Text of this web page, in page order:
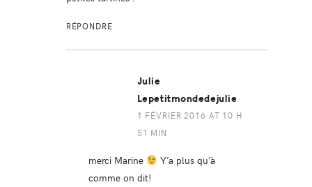
RÉPONDRE
Julie
Lepetitmondedejulie
1 FÉVRIER 2016 AT 10 H
51 MIN
merci Marine
Y’a plus qu’à
comme on dit!